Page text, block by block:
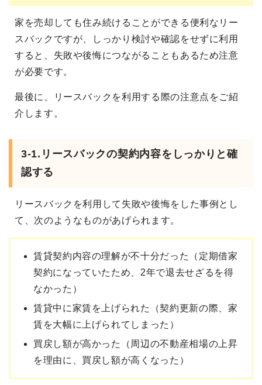
家を売却しても住み続けることができる便利なリー
スバックですが、しっかり検討や確認をせずに利用
すると、失敗や後悔につながることもあるため注意
が必要です。
最後に、リースバックを利用する際の注意点をご紹
介します。
3-1.リースバックの契約内容をしっかりと確
認する
リースバックを利用して失敗や後悔をした事例とし
て、次のようなものがあげられます。
賃貸契約内容の理解が不十分だった（定期借家
契約になっていたため、2年で退去せざるを得
なかった）
賃貸中に家賃を上げられた（契約更新の際、家
賃を大幅に上げられてしまった）
買戻し額が高かった（周辺の不動産相場の上昇
を理由に、買戻し額が高くなった）